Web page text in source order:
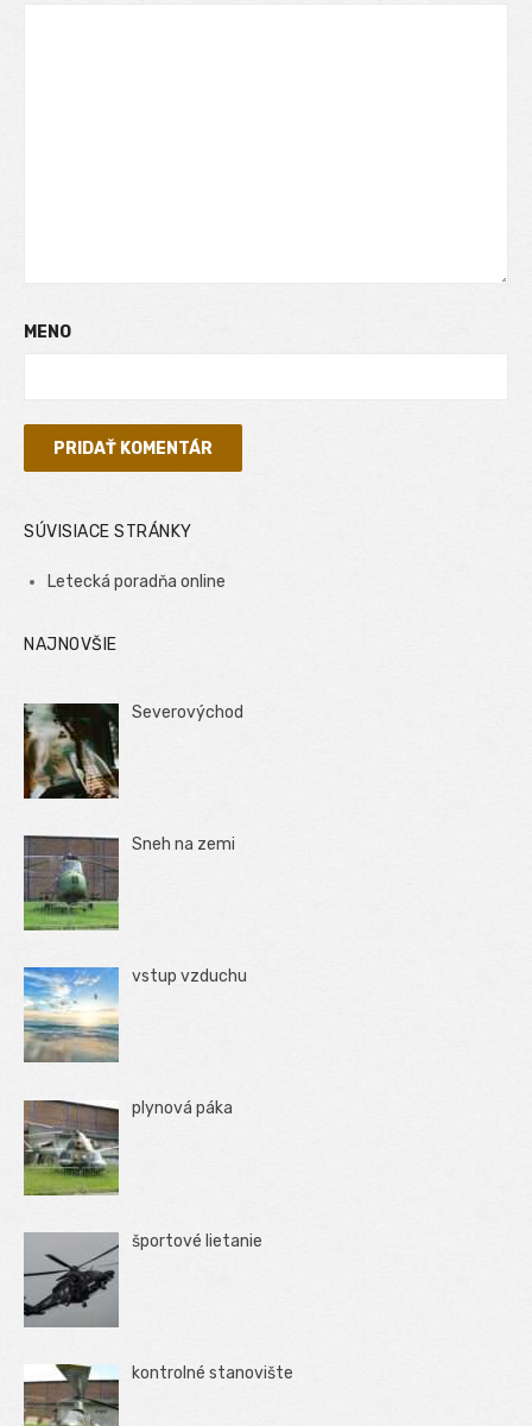
MENO
SÚVISIACE STRÁNKY
Letecká poradňa online
NAJNOVŠIE
Severovýchod
Sneh na zemi
vstup vzduchu
plynová páka
športové lietanie
kontrolné stanovište